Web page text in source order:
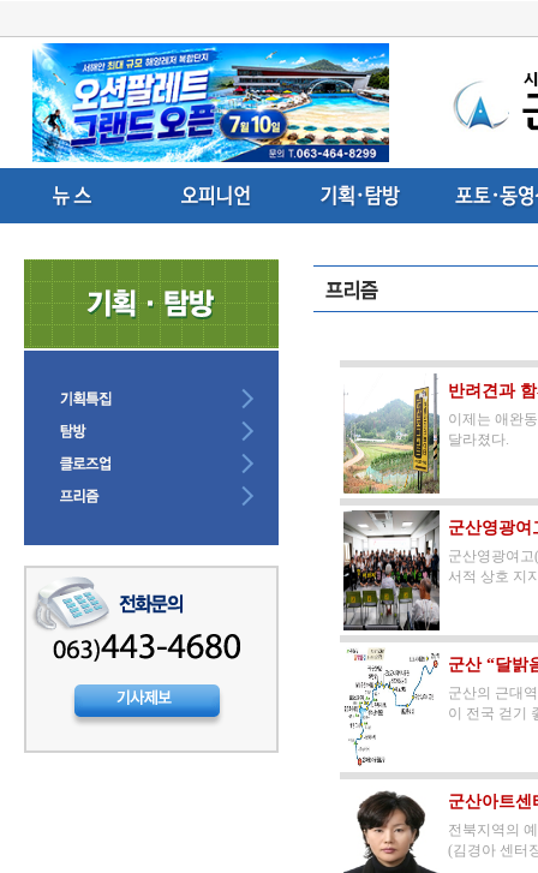
반려견과
이제는 애완
달라졌다.
군산영광여
군산영광여
서적 상호 지
군산 “달밝
군산의 근대
이 전국 걷기
군산아트센
전북지역의
(김경아 센터